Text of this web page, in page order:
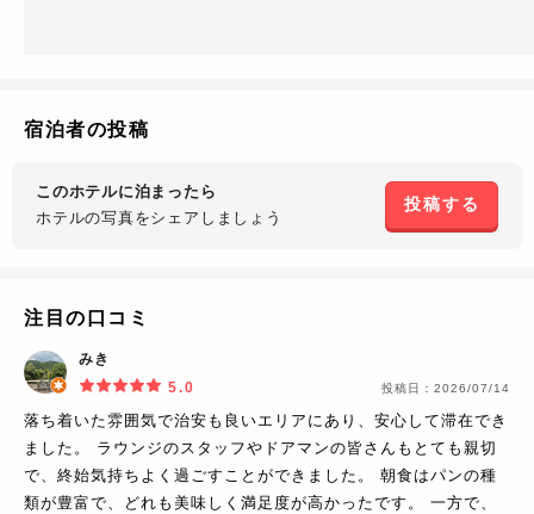
宿泊者の投稿
このホテルに泊まったら
ホテルの写真をシェアしましょう
投稿する
注目の口コミ
みき
5.0
投稿日： 2026/07/14
落ち着いた雰囲気で治安も良いエリアにあり、安心して滞在でき
ました。 ラウンジのスタッフやドアマンの皆さんもとても親切
で、終始気持ちよく過ごすことができました。 朝食はパンの種
類が豊富で、どれも美味しく満足度が高かったです。 一方で、